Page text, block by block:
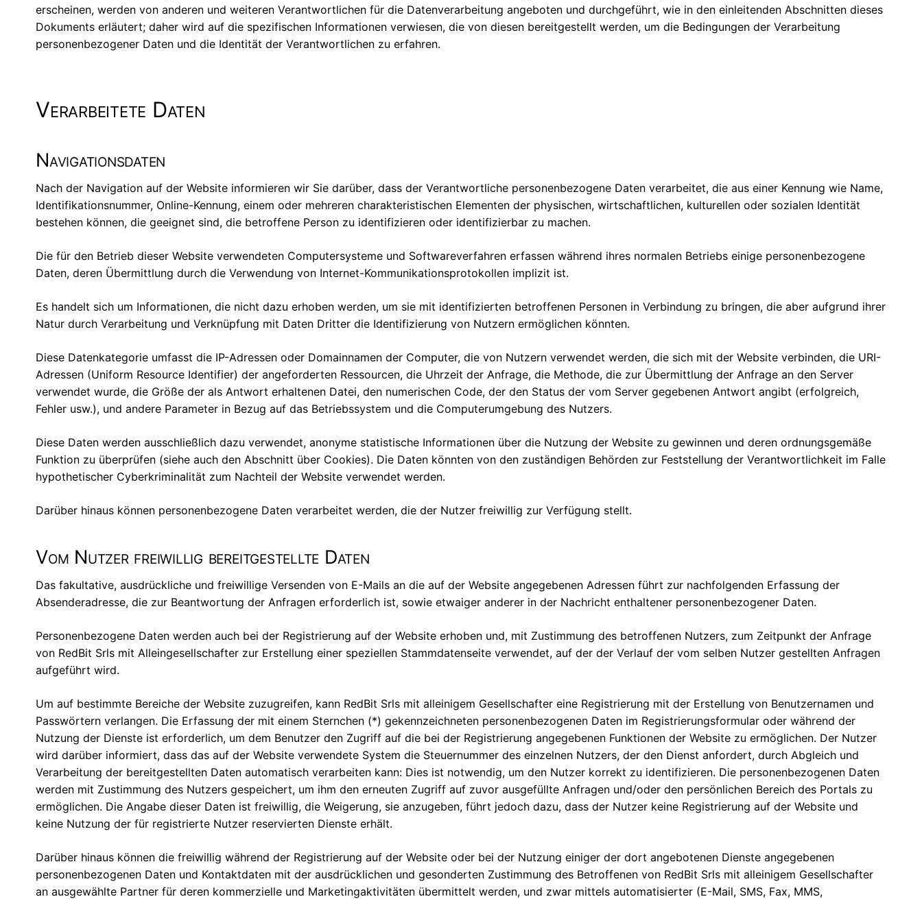
erscheinen, werden von anderen und weiteren Verantwortlichen für die Datenverarbeitung angeboten und durchgeführt, wie in den einleitenden Abschnitten dieses
Dokuments erläutert; daher wird auf die spezifischen Informationen verwiesen, die von diesen bereitgestellt werden, um die Bedingungen der Verarbeitung
personenbezogener Daten und die Identität der Verantwortlichen zu erfahren.
Verarbeitete Daten
Navigationsdaten
Nach der Navigation auf der Website informieren wir Sie darüber, dass der Verantwortliche personenbezogene Daten verarbeitet, die aus einer Kennung wie Name,
Identifikationsnummer, Online-Kennung, einem oder mehreren charakteristischen Elementen der physischen, wirtschaftlichen, kulturellen oder sozialen Identität
bestehen können, die geeignet sind, die betroffene Person zu identifizieren oder identifizierbar zu machen.
Die für den Betrieb dieser Website verwendeten Computersysteme und Softwareverfahren erfassen während ihres normalen Betriebs einige personenbezogene
Daten, deren Übermittlung durch die Verwendung von Internet-Kommunikationsprotokollen implizit ist.
Es handelt sich um Informationen, die nicht dazu erhoben werden, um sie mit identifizierten betroffenen Personen in Verbindung zu bringen, die aber aufgrund ihrer
Natur durch Verarbeitung und Verknüpfung mit Daten Dritter die Identifizierung von Nutzern ermöglichen könnten.
Diese Datenkategorie umfasst die IP-Adressen oder Domainnamen der Computer, die von Nutzern verwendet werden, die sich mit der Website verbinden, die URI-
Adressen (Uniform Resource Identifier) der angeforderten Ressourcen, die Uhrzeit der Anfrage, die Methode, die zur Übermittlung der Anfrage an den Server
verwendet wurde, die Größe der als Antwort erhaltenen Datei, den numerischen Code, der den Status der vom Server gegebenen Antwort angibt (erfolgreich,
Fehler usw.), und andere Parameter in Bezug auf das Betriebssystem und die Computerumgebung des Nutzers.
Diese Daten werden ausschließlich dazu verwendet, anonyme statistische Informationen über die Nutzung der Website zu gewinnen und deren ordnungsgemäße
Funktion zu überprüfen (siehe auch den Abschnitt über Cookies). Die Daten könnten von den zuständigen Behörden zur Feststellung der Verantwortlichkeit im Falle
hypothetischer Cyberkriminalität zum Nachteil der Website verwendet werden.
Darüber hinaus können personenbezogene Daten verarbeitet werden, die der Nutzer freiwillig zur Verfügung stellt.
Vom Nutzer freiwillig bereitgestellte Daten
Das fakultative, ausdrückliche und freiwillige Versenden von E-Mails an die auf der Website angegebenen Adressen führt zur nachfolgenden Erfassung der
Absenderadresse, die zur Beantwortung der Anfragen erforderlich ist, sowie etwaiger anderer in der Nachricht enthaltener personenbezogener Daten.
Personenbezogene Daten werden auch bei der Registrierung auf der Website erhoben und, mit Zustimmung des betroffenen Nutzers, zum Zeitpunkt der Anfrage
von RedBit Srls mit Alleingesellschafter zur Erstellung einer speziellen Stammdatenseite verwendet, auf der der Verlauf der vom selben Nutzer gestellten Anfragen
aufgeführt wird.
Um auf bestimmte Bereiche der Website zuzugreifen, kann RedBit Srls mit alleinigem Gesellschafter eine Registrierung mit der Erstellung von Benutzernamen und
Passwörtern verlangen. Die Erfassung der mit einem Sternchen (*) gekennzeichneten personenbezogenen Daten im Registrierungsformular oder während der
Nutzung der Dienste ist erforderlich, um dem Benutzer den Zugriff auf die bei der Registrierung angegebenen Funktionen der Website zu ermöglichen. Der Nutzer
wird darüber informiert, dass das auf der Website verwendete System die Steuernummer des einzelnen Nutzers, der den Dienst anfordert, durch Abgleich und
Verarbeitung der bereitgestellten Daten automatisch verarbeiten kann: Dies ist notwendig, um den Nutzer korrekt zu identifizieren. Die personenbezogenen Daten
werden mit Zustimmung des Nutzers gespeichert, um ihm den erneuten Zugriff auf zuvor ausgefüllte Anfragen und/oder den persönlichen Bereich des Portals zu
ermöglichen. Die Angabe dieser Daten ist freiwillig, die Weigerung, sie anzugeben, führt jedoch dazu, dass der Nutzer keine Registrierung auf der Website und
keine Nutzung der für registrierte Nutzer reservierten Dienste erhält.
Darüber hinaus können die freiwillig während der Registrierung auf der Website oder bei der Nutzung einiger der dort angebotenen Dienste angegebenen
personenbezogenen Daten und Kontaktdaten mit der ausdrücklichen und gesonderten Zustimmung des Betroffenen von RedBit Srls mit alleinigem Gesellschafter
an ausgewählte Partner für deren kommerzielle und Marketingaktivitäten übermittelt werden, und zwar mittels automatisierter (E-Mail, SMS, Fax, MMS,